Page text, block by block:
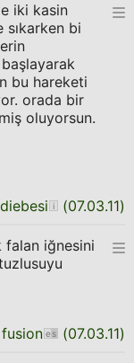
iki kasin
bi
bu hareketi
orada bir
oluyorsun.
(07.03.11)
iğnesini
(07.03.11)